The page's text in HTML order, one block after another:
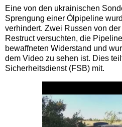
Eine von den ukrainischen
Sprengung einer Ölpipeline
verhindert. Zwei Russen von
Restruct versuchten, die
bewaffneten Widerstand und
dem Video zu sehen ist. Dies
Sicherheitsdienst (FSB) mit.